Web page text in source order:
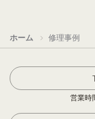
ホーム 修理事例
営業時